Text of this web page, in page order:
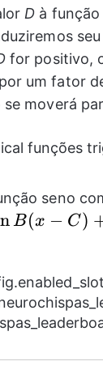
D à função
for positivo,
um fator
moverá
seno
nB(x − C)